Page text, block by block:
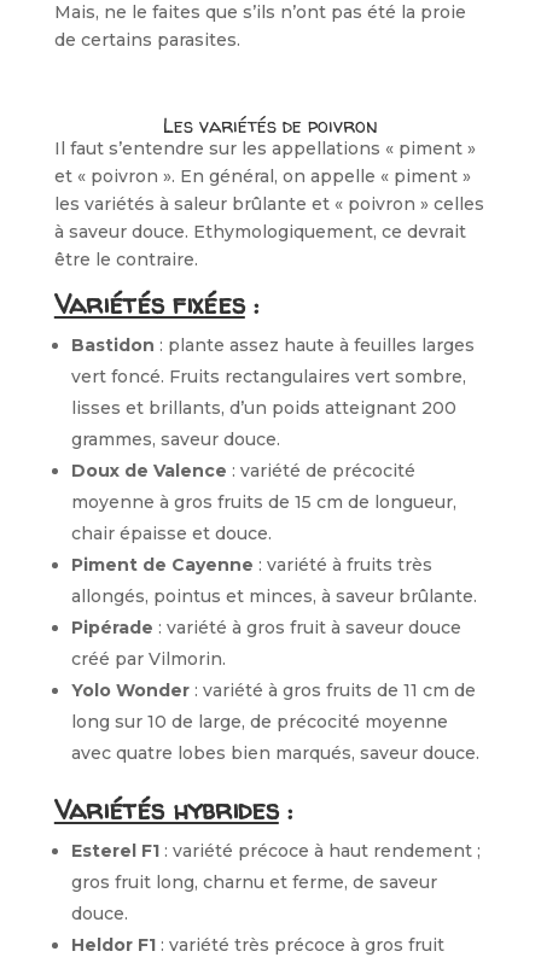
Mais, ne le faites que s’ils n’ont pas été la proie
de certains parasites.
Les variétés de poivron
Il faut s’entendre sur les appellations « piment »
et « poivron ». En général, on appelle « piment »
les variétés à saleur brûlante et « poivron » celles
à saveur douce. Ethymologiquement, ce devrait
être le contraire.
Variétés fixées:
Bastidon : plante assez haute à feuilles larges
vert foncé. Fruits rectangulaires vert sombre,
lisses et brillants, d’un poids atteignant 200
grammes, saveur douce.
Doux de Valence : variété de précocité
moyenne à gros fruits de 15 cm de longueur,
chair épaisse et douce.
Piment de Cayenne : variété à fruits très
allongés, pointus et minces, à saveur brûlante.
Pipérade : variété à gros fruit à saveur douce
créé par Vilmorin.
Yolo Wonder: variété à gros fruits de 11 cm de
long sur 10 de large, de précocité moyenne
avec quatre lobes bien marqués, saveur douce.
Variétés hybrides:
Esterel F1: variété précoce à haut rendement ;
gros fruit long, charnu et ferme, de saveur
douce.
Heldor F1: variété très précoce à gros fruit